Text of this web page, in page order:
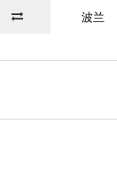
波兰